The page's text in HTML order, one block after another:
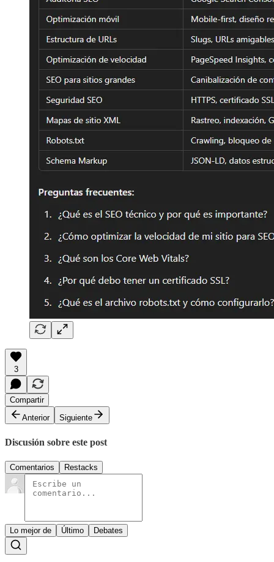
3
Compartir
Anterior
Siguiente
Discusión sobre este post
Comentarios Restacks
Lo mejor de Último Debates